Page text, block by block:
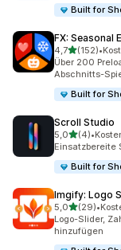
Built for
FX: Seasonal
4,7von 5
(152)
152 •
Über 200
Abschnitts-
Built for
Scroll Studio
5,0von 5
(4)
4 Rezensionen
•
Einsatzbereite
Built for
Imgify: Logo
5,0von 5
(29)
29 •
Logo-Slider,
hinzufügen